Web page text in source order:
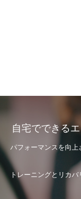
自宅でできる
パフォーマンスを向
トレーニングとリカ